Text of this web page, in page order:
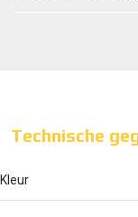
Technische
Kleur